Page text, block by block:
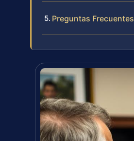
Preguntas Frecuentes